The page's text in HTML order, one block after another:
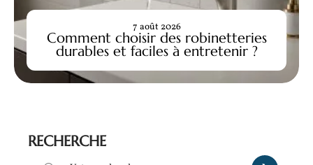
Comment choisir des robinetteries
durables et faciles à entretenir ?
7 août 2026
RECHERCHE